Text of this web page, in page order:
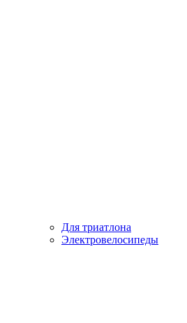
Для триатлона
Электровелосипеды